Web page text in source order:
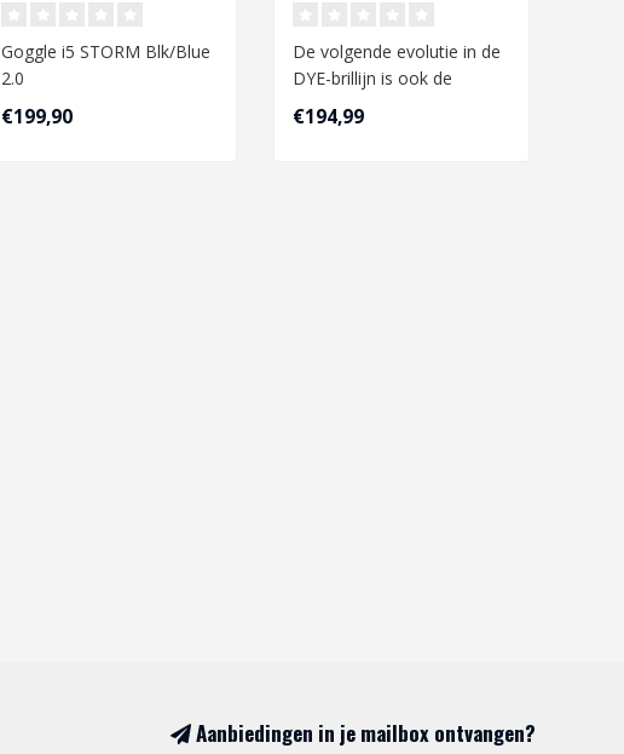
Goggle i5 STORM Blk/Blue
2.0
De volgende evolutie in de
€199,90
De volgende evolutie in de
DYE-brillijn is ook de
volgende evolutie in
airsoft-t..
€194,99
Aanbiedingen in je mailbox ontvangen?